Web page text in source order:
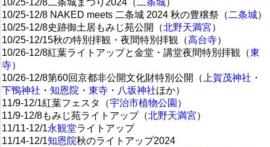
10/25-12/8二条城まつり2024（ 二条城）
10/25-12/8 NAKED meets 二条城 2024 秋の豊穣祭（ 二条城）
10/25-12/8史跡御土居もみじ苑公開（北野天満宮）
10/25-12/15秋の特別拝観・夜間特別拝観（高台寺）
10/26-12/8紅葉ライトアップと金堂・講堂夜間特別拝観（東
寺）
10/26-12/8第60回京都非公開文化財特別公開（ 上賀茂神社 ・
下鴨神社 ・ 知恩院 ・ 東寺 ・ 八坂神社ほか）
11/9-12/1紅葉フェスタ（宇治市植物公園 ）
11/9-12/8もみじ苑ライトアップ（北野天満宮）
11/11-12/1永観堂ライトアップ
11/14-12/1知恩院秋のライトアップ2024